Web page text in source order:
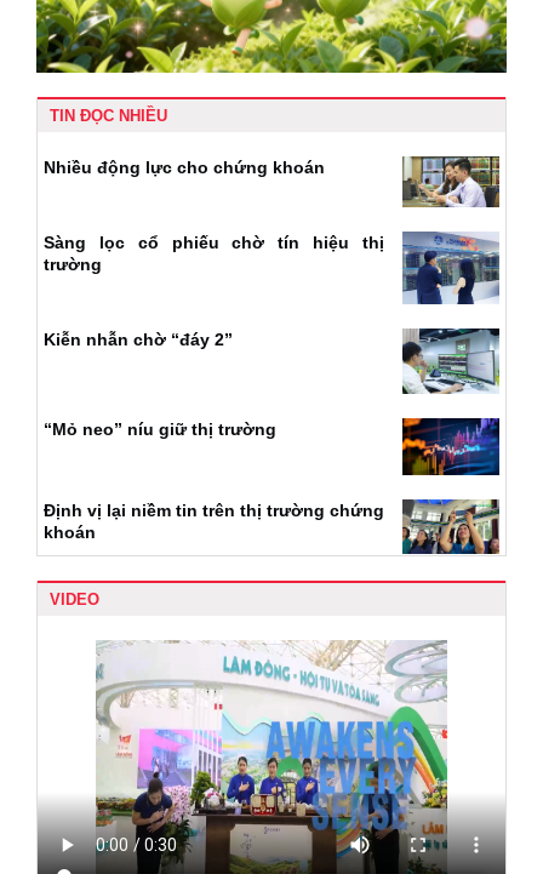
TIN ĐỌC NHIỀU
Nhiều động lực cho chứng khoán
Sàng lọc cổ phiếu chờ tín hiệu thị
trường
Kiễn nhẫn chờ “đáy 2”
“Mỏ neo” níu giữ thị trường
Định vị lại niềm tin trên thị trường chứng
khoán
VIDEO